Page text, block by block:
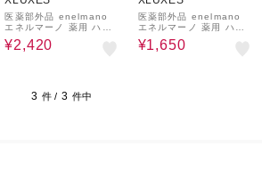
医薬部外品 enelmano
エネルマーノ 薬用 ハン
ドソープ MD + 300mL
弱酸性
¥2,420
医薬部外品 enelmano
エネルマーノ 薬用 ハン
ドソープ MD + 250mL
詰替用 弱酸性
¥1,650
3 件 / 3 件中